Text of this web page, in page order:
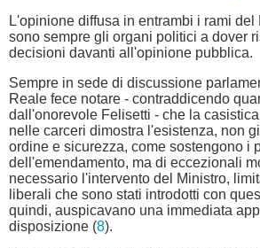
L'opinione diffusa in entrambi i rami del
sono sempre gli organi politici a dover
decisioni davanti all'opinione pubblica.
Sempre in sede di discussione
Reale fece notare - contraddicendo
dall'onorevole Felisetti - che la
nelle carceri dimostra l'esistenza, non
ordine e sicurezza, come sostengono i
dell'emendamento, ma di eccezionali
necessario l'intervento del Ministro,
liberali che sono stati introdotti con
quindi, auspicavano una immediata
disposizione (8).